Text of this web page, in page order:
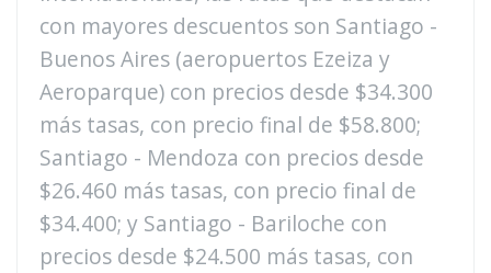
con mayores descuentos son Santiago -
Buenos Aires (aeropuertos Ezeiza y
Aeroparque) con precios desde $34.300
más tasas, con precio final de $58.800;
Santiago - Mendoza con precios desde
$26.460 más tasas, con precio final de
$34.400; y Santiago - Bariloche con
precios desde $24.500 más tasas, con